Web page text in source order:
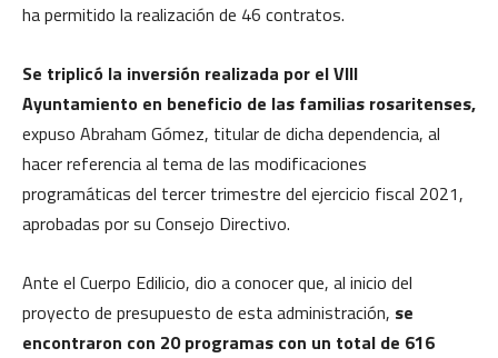
ha permitido la realización de 46 contratos.
Se triplicó la inversión realizada por el VIII
Ayuntamiento en beneficio de las familias rosaritenses,
expuso Abraham Gómez, titular de dicha dependencia, al
hacer referencia al tema de las modificaciones
programáticas del tercer trimestre del ejercicio fiscal 2021,
aprobadas por su Consejo Directivo.
Ante el Cuerpo Edilicio, dio a conocer que, al inicio del
proyecto de presupuesto de esta administración, se
encontraron con 20 programas con un total de 616